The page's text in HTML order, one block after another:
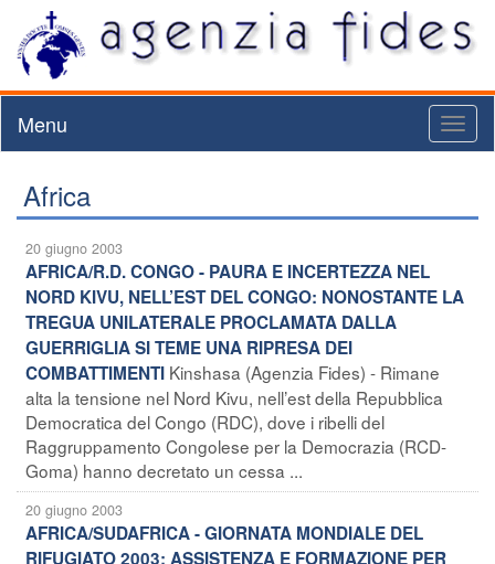
Menu
Africa
20 giugno 2003
AFRICA/R.D. CONGO - PAURA E INCERTEZZA NEL
NORD KIVU, NELL’EST DEL CONGO: NONOSTANTE LA
TREGUA UNILATERALE PROCLAMATA DALLA
GUERRIGLIA SI TEME UNA RIPRESA DEI
COMBATTIMENTI Kinshasa (Agenzia Fides) - Rimane
alta la tensione nel Nord Kivu, nell’est della Repubblica
Democratica del Congo (RDC), dove i ribelli del
Raggruppamento Congolese per la Democrazia (RCD-
Goma) hanno decretato un cessa ...
20 giugno 2003
AFRICA/SUDAFRICA - GIORNATA MONDIALE DEL
RIFUGIATO 2003: ASSISTENZA E FORMAZIONE PER